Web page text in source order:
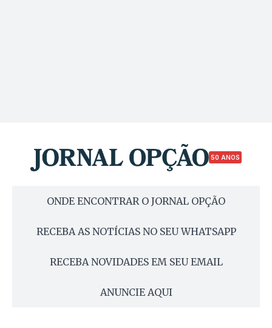
50 ANOS
ONDE ENCONTRAR O JORNAL OPÇÃO
RECEBA AS NOTÍCIAS NO SEU WHATSAPP
RECEBA NOVIDADES EM SEU EMAIL
ANUNCIE AQUI